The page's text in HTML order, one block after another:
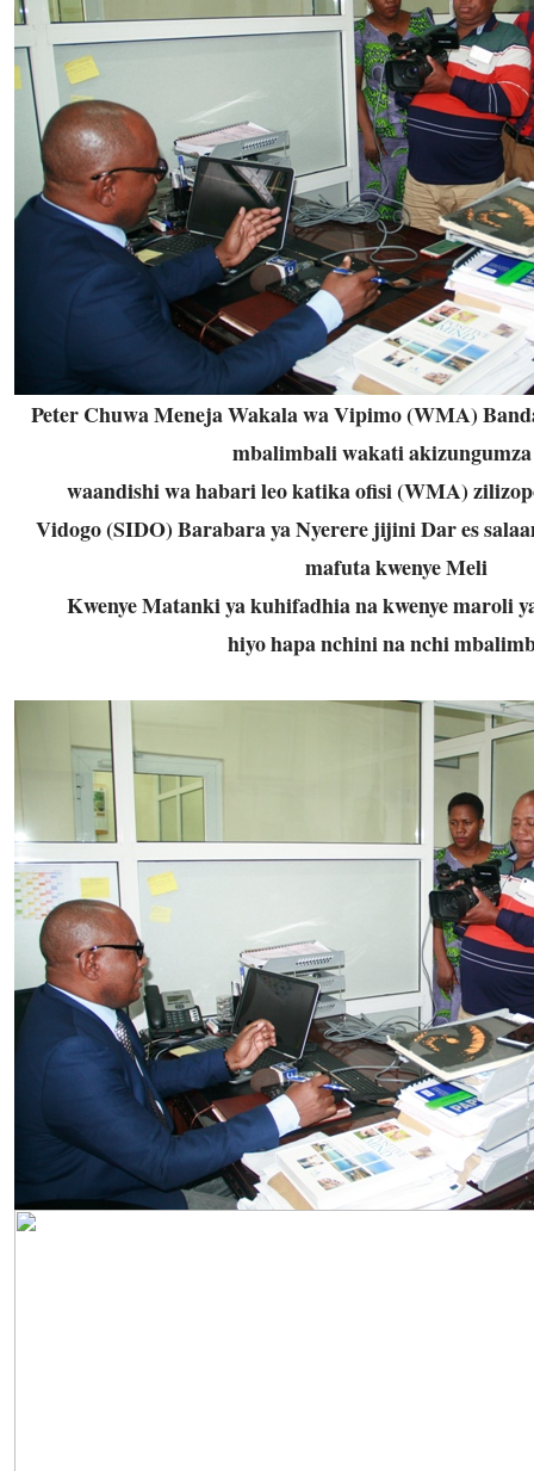
Peter Chuwa Meneja Wakala wa Vipimo (WMA)
mbalimbali wakati
waandishi wa habari leo katika ofisi (WMA)
Vidogo (SIDO) Barabara ya Nyerere jijini Dar es
mafuta kwenye Meli
Kwenye Matanki ya kuhifadhia na kwenye maroli
hiyo hapa nchini na nchi